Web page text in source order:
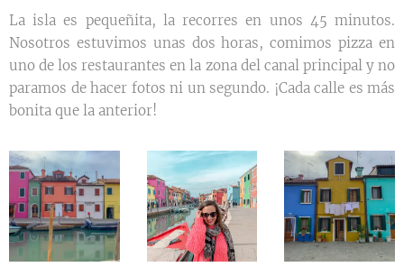
La isla es pequeñita, la recorres en unos 45 minutos.
Nosotros estuvimos unas dos horas, comimos pizza en
uno de los restaurantes en la zona del canal principal y no
paramos de hacer fotos ni un segundo. ¡Cada calle es más
bonita que la anterior!